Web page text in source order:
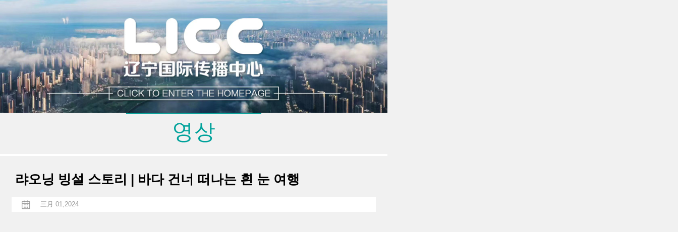
랴오닝 빙설 스토리 | 바다 건너 떠나는 흰 눈 여행
三月 01,2024